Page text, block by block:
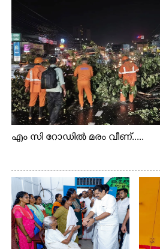
എം സി റോഡിൽ മരം വീണ്.....